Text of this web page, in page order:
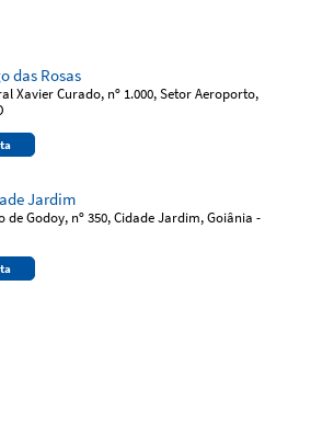
das Rosas
Xavier Curado, nº 1.000, Setor Aeroporto,
Jardim
de Godoy, nº 350, Cidade Jardim, Goiânia -